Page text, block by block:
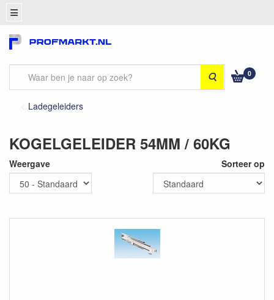
Zoeken 0
Ladegeleiders
KOGELGELEIDER 54MM / 60KG
Weergave Sorteer op